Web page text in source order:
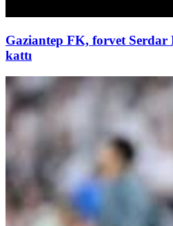
Gaziantep FK, forvet
kattı